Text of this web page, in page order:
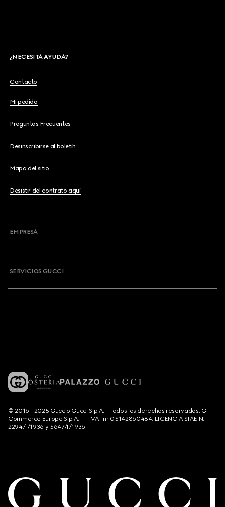
¿NECESITA AYUDA?
Contacto
Mi pedido
Preguntas Frecuentes
Desinscribirse al boletín
Mapa del sitio
Desistir del contrato aquí
EMPRESA
SERVICIOS GUCCI
© 2016 - 2025 Guccio Gucci S.p.A. - Todos los derechos reservados. G
Commerce Europe S.p.A. - IT VAT nr 05142860484. LICENCIA SIAE N.
2294/I/1936 y 5647/I/1936